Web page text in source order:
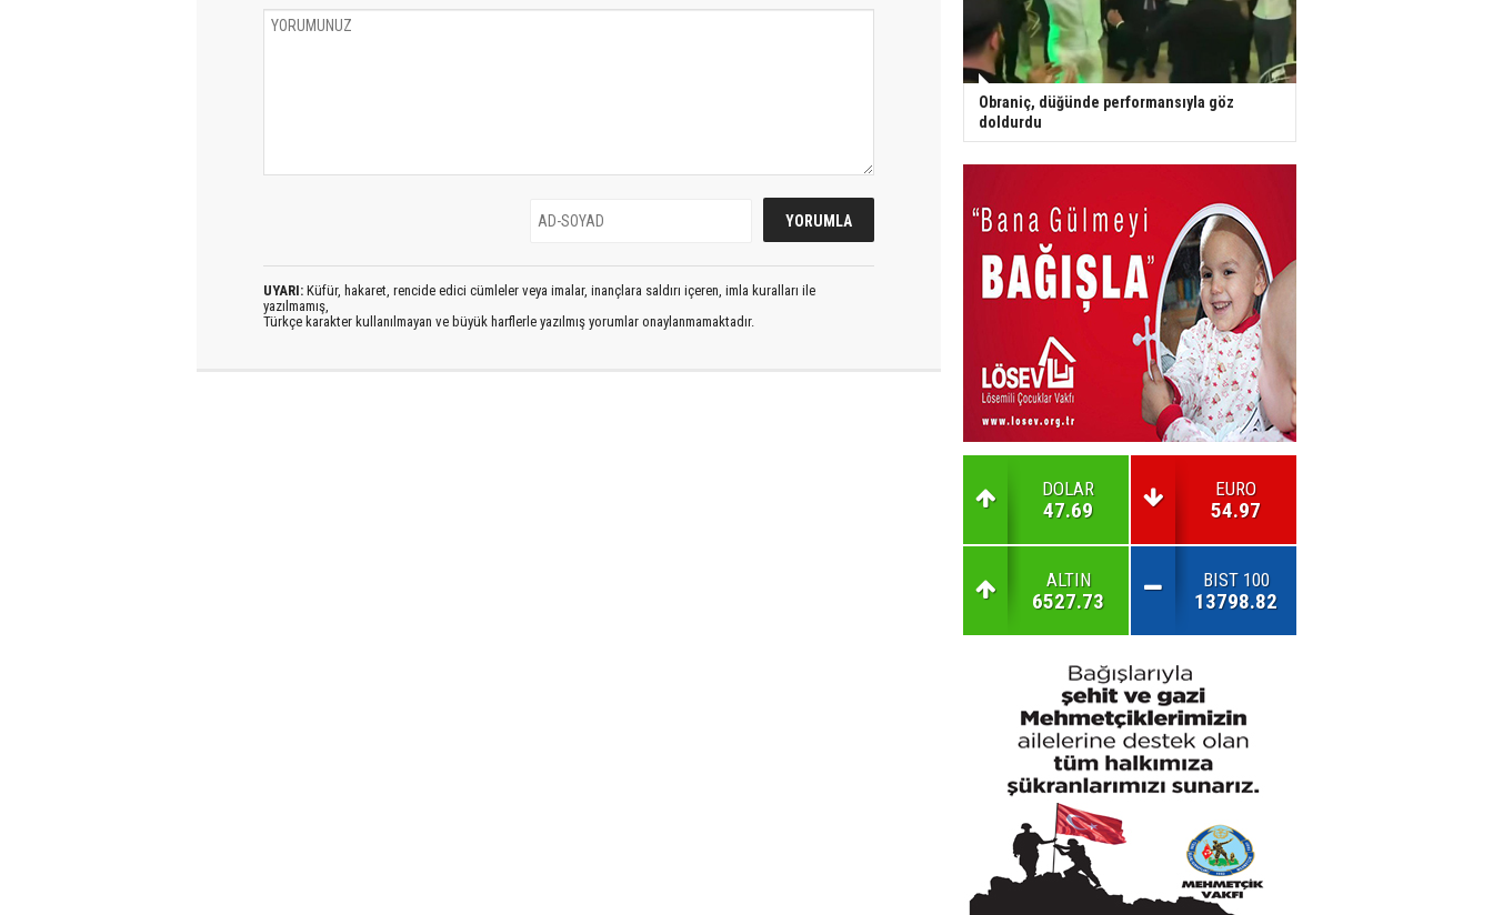
UYARI: Küfür, hakaret, rencide edici cümleler veya imalar, inançlara saldırı içeren, imla kuralları ile
yazılmamış,
Türkçe karakter kullanılmayan ve büyük harflerle yazılmış yorumlar onaylanmamaktadır.
Obraniç, düğünde performansıyla göz
doldurdu
DOLAR
47.69
EURO
54.97
ALTIN
6527.73
BIST 100
13798.82